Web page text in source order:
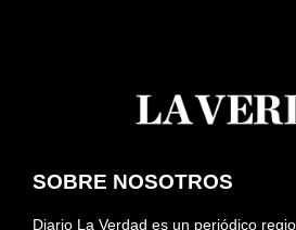
SOBRE NOSOTROS
Diario La Verdad es un periódico